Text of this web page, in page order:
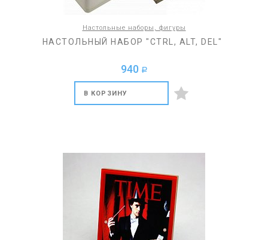
Настольные наборы, фигуры
НАСТОЛЬНЫЙ НАБОР "CTRL, ALT, DEL"
940 a
В КОРЗИНУ